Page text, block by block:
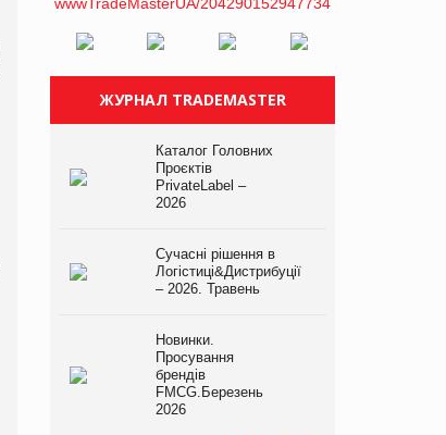
ЖУРНАЛ TRADEMASTER
Каталог Головних
Проєктів
PrivateLabel –
2026
Сучасні рішення в
Логістиці&Дистрибуції
– 2026. Травень
Новинки.
Просування
брендів
FMCG.Березень
2026